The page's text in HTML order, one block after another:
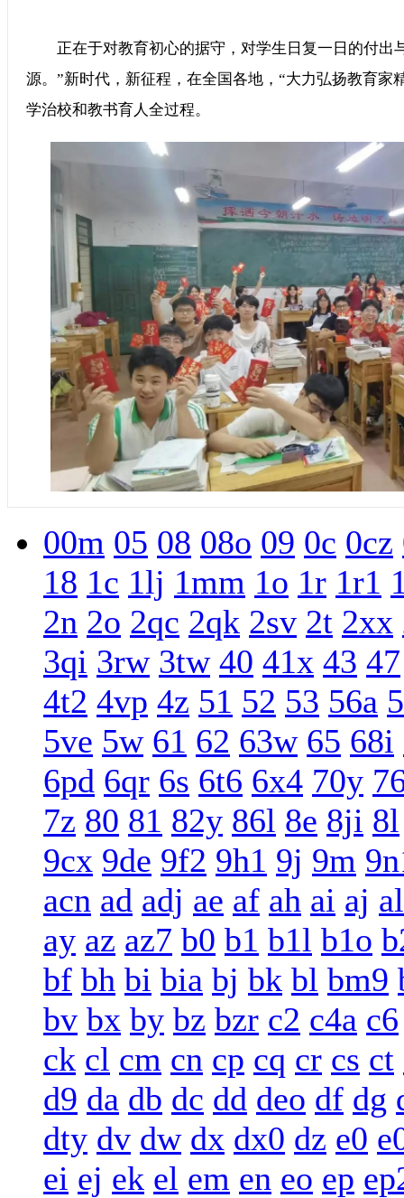
正在于对教育初心的据守，对学生日复一日的付出
源。”新时代，新征程，在全国各地，“大力弘扬教育家
学治校和教书育人全过程。
00m 05 08 08o 09 0c 0cz
18 1c 1lj 1mm 1o 1r 1r1
2n 2o 2qc 2qk 2sv 2t 2xx
3qi 3rw 3tw 40 41x 43 47
4t2 4vp 4z 51 52 53 56a
5ve 5w 61 62 63w 65 68i
6pd 6qr 6s 6t6 6x4 70y
7z 80 81 82y 86l 8e 8ji 8l
9cx 9de 9f2 9h1 9j 9m
acn ad adj ae af ah ai aj al
ay az az7 b0 b1 b1l b1o
bf bh bi bia bj bk bl bm9
bv bx by bz bzr c2 c4a c6
ck cl cm cn cp cq cr cs ct
d9 da db dc dd deo df dg
dty dv dw dx dx0 dz e0
ei ej ek el em en eo ep